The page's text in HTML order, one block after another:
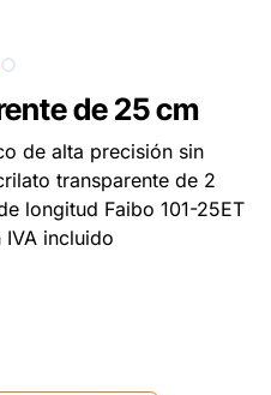
de 25 cm
de alta precisión sin
transparente de 2
longitud Faibo 101-25ET
incluido